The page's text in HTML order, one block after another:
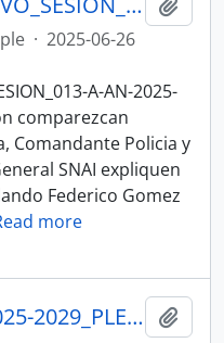
· 2025-06-26
A-AN-2025-
comparezcan
Comandante Policia y
SNAI expliquen
Federico Gomez
more
008_ACTA_013-A-AN-2025-2029_PLENO_26-06-25SESION DEL PLENO N 013 A ASAMBLEA NACIONAL 2025-2027